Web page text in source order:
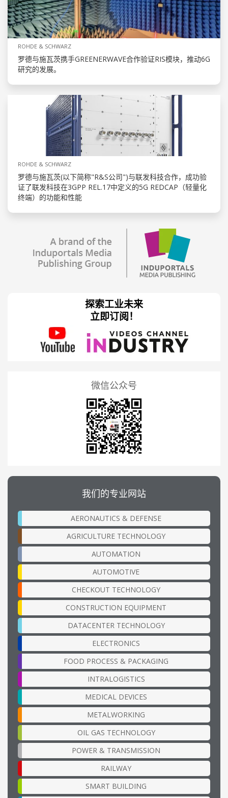
ROHDE & SCHWARZ
罗德与施瓦茨携手GREENERWAVE合作验证RIS模块，推动6G
研究的发展。
ROHDE & SCHWARZ
罗德与施瓦茨(以下简称"R&S公司")与联发科技合作，成功验
证了联发科技在3GPP REL.17中定义的5G REDCAP（轻量化
终端）的功能和性能
探索工业未来
立即订阅！
微信公众号
我们的专业网站
AERONAUTICS & DEFENSE
AGRICULTURE TECHNOLOGY
AUTOMATION
AUTOMOTIVE
CHECKOUT TECHNOLOGY
CONSTRUCTION EQUIPMENT
DATACENTER TECHNOLOGY
ELECTRONICS
FOOD PROCESS & PACKAGING
INTRALOGISTICS
MEDICAL DEVICES
METALWORKING
OIL GAS TECHNOLOGY
POWER & TRANSMISSION
RAILWAY
SMART BUILDING